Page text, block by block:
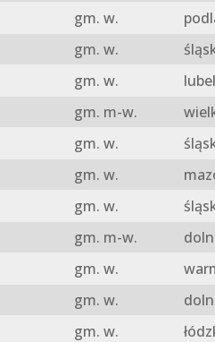
gm. w.
gm. w.
gm. w.
gm. m-w.
gm. w.
gm. w.
gm. w.
gm. m-w.
gm. w.
gm. w.
gm. w.